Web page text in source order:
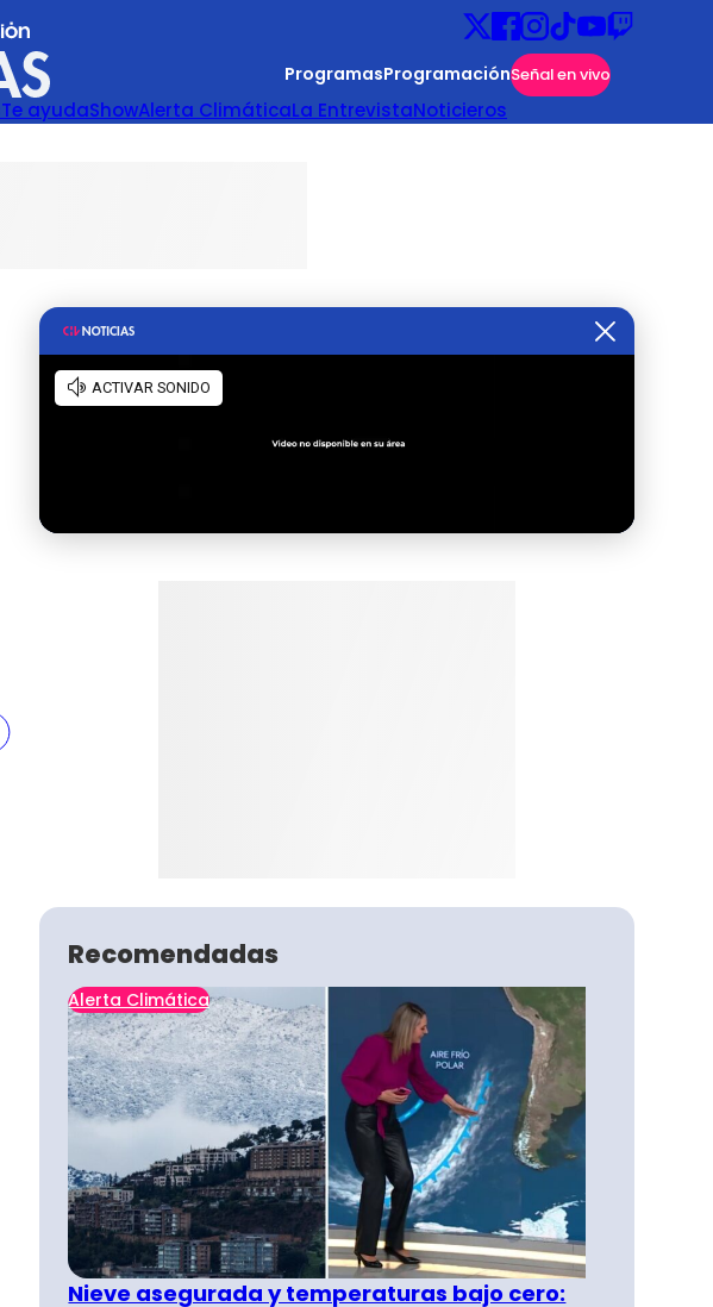
ProgramasProgramaciónSeñal en vivo
Te ayudaShowAlerta ClimáticaLa EntrevistaNoticieros
Recomendadas
Alerta Climática
Nieve asegurada y temperaturas bajo cero: